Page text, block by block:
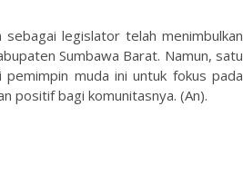
legislator telah menimbulkan
Sumbawa Barat. Namun, satu
muda ini untuk fokus pada
positif bagi komunitasnya. (An).